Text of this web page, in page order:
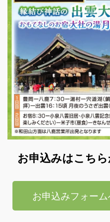
らく旅
貸切バス
高速バスツアー
ゼンタンショップ
指定管理等
関連サービス事業
バス広告
企業情報
お申込みはこち
お申込みフォー